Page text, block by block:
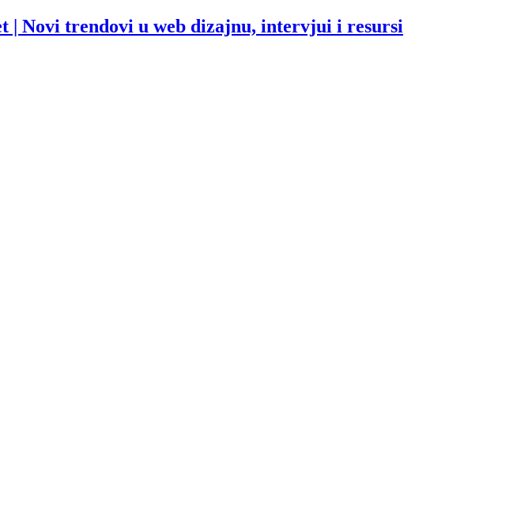
| Novi trendovi u web dizajnu, intervjui i resursi